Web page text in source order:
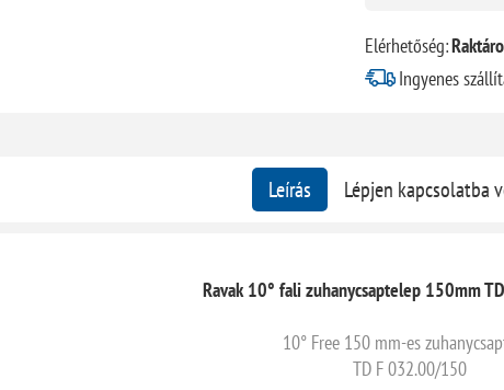
Elérhetőség:
Ingyenes
Leírás Lépjen kapcsolatba
Ravak 10° fali zuhanycsaptelep 150mm
10° Free 150 mm-es
TD F 032.00/150